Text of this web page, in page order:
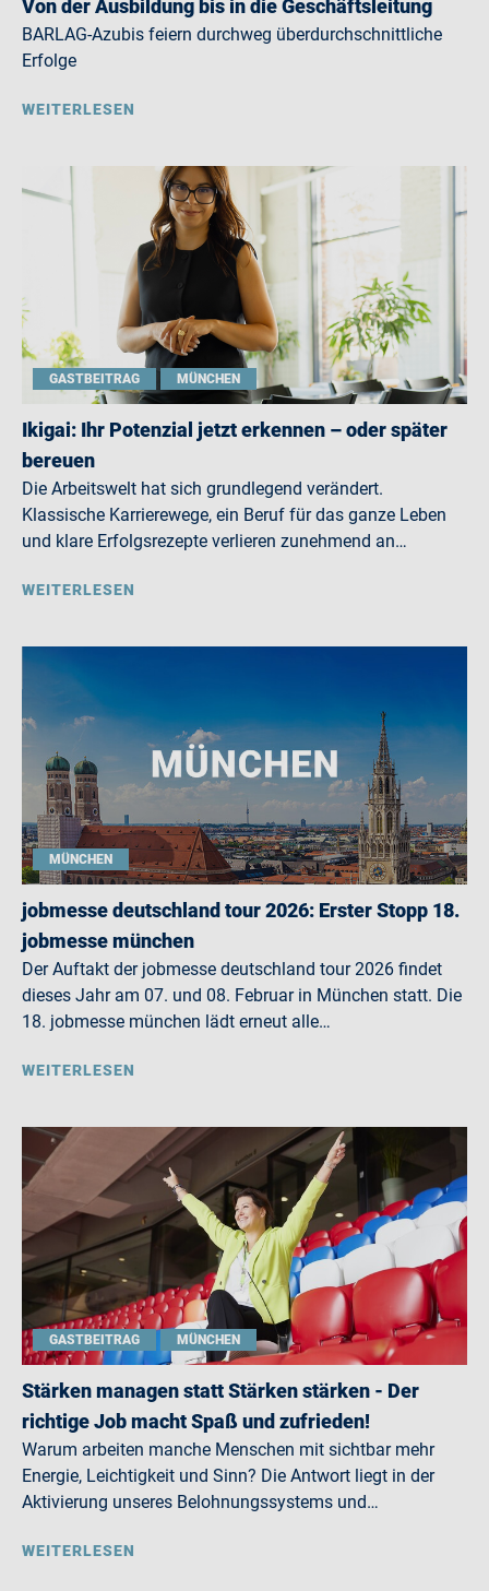
Von der Ausbildung bis in die Geschäftsleitung
BARLAG-Azubis feiern durchweg überdurchschnittliche
Erfolge
WEITERLESEN
GASTBEITRAG MÜNCHEN
Ikigai: Ihr Potenzial jetzt erkennen – oder später
bereuen
Die Arbeitswelt hat sich grundlegend verändert.
Klassische Karrierewege, ein Beruf für das ganze Leben
und klare Erfolgsrezepte verlieren zunehmend an…
WEITERLESEN
MÜNCHEN
jobmesse deutschland tour 2026: Erster Stopp 18.
jobmesse münchen
Der Auftakt der jobmesse deutschland tour 2026 findet
dieses Jahr am 07. und 08. Februar in München statt. Die
18. jobmesse münchen lädt erneut alle…
WEITERLESEN
GASTBEITRAG MÜNCHEN
Stärken managen statt Stärken stärken - Der
richtige Job macht Spaß und zufrieden!
Warum arbeiten manche Menschen mit sichtbar mehr
Energie, Leichtigkeit und Sinn? Die Antwort liegt in der
Aktivierung unseres Belohnungssystems und…
WEITERLESEN